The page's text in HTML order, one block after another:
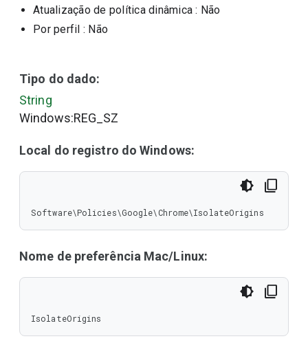
Atualização de política dinâmica : Não
Por perfil : Não
Tipo do dado:
String
Windows:REG_SZ
Local do registro do Windows:
Software\Policies\Google\Chrome\IsolateOrigins
Nome de preferência Mac/Linux:
IsolateOrigins